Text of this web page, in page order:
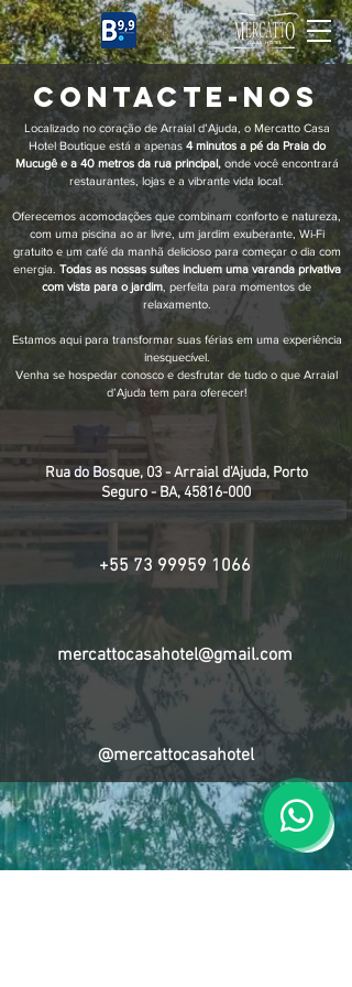
CASA HOTEL
Contacte-nos
Localizado no coração de Arraial d’Ajuda, o Mercatto Casa
Hotel Boutique está a apenas 4 minutos a pé da Praia do
Mucugê e a 40 metros da rua principal, onde você encontrará
restaurantes, lojas e a vibrante vida local.
Oferecemos acomodações que combinam conforto e natureza,
com uma piscina ao ar livre, um jardim exuberante, Wi-Fi
gratuito e um café da manhã delicioso para começar o dia com
energia. Todas as nossas suítes incluem uma varanda privativa
com vista para o jardim , perfeita para momentos de
relaxamento.
Estamos aqui para transformar suas férias em uma experiência
inesquecível.
Venha se hospedar conosco e desfrutar de tudo o que Arraial
d’Ajuda tem para oferecer!
Rua do Bosque, 03 - Arraial d'Ajuda, Porto
Seguro - BA, 45816-000
+55 73 99959 1066
mercattocasahotel@gmail.com
@mercattocasahotel